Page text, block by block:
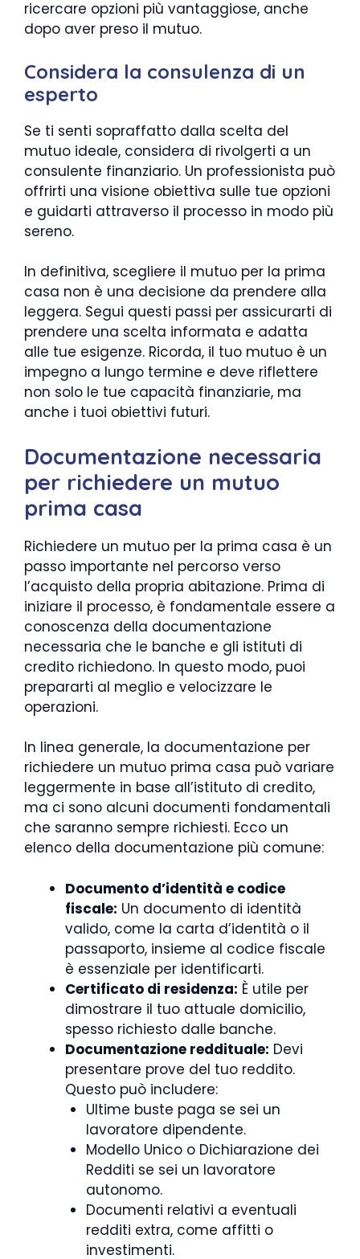
ricercare opzioni più vantaggiose, anche
dopo aver preso il mutuo.
Considera la consulenza di un
esperto
Se ti senti sopraffatto dalla scelta del
mutuo ideale, considera di rivolgerti a un
consulente finanziario. Un professionista può
offrirti una visione obiettiva sulle tue opzioni
e guidarti attraverso il processo in modo più
sereno.
In definitiva, scegliere il mutuo per la prima
casa non è una decisione da prendere alla
leggera. Segui questi passi per assicurarti di
prendere una scelta informata e adatta
alle tue esigenze. Ricorda, il tuo mutuo è un
impegno a lungo termine e deve riflettere
non solo le tue capacità finanziarie, ma
anche i tuoi obiettivi futuri.
Documentazione necessaria
per richiedere un mutuo
prima casa
Richiedere un mutuo per la prima casa è un
passo importante nel percorso verso
l’acquisto della propria abitazione. Prima di
iniziare il processo, è fondamentale essere a
conoscenza della documentazione
necessaria che le banche e gli istituti di
credito richiedono. In questo modo, puoi
prepararti al meglio e velocizzare le
operazioni.
In linea generale, la documentazione per
richiedere un mutuo prima casa può variare
leggermente in base all’istituto di credito,
ma ci sono alcuni documenti fondamentali
che saranno sempre richiesti. Ecco un
elenco della documentazione più comune:
Documento d’identità e codice
fiscale: Un documento di identità
valido, come la carta d’identità o il
passaporto, insieme al codice fiscale
è essenziale per identificarti.
Certificato di residenza: È utile per
dimostrare il tuo attuale domicilio,
spesso richiesto dalle banche.
Documentazione reddituale: Devi
presentare prove del tuo reddito.
Questo può includere:
Ultime buste paga se sei un
lavoratore dipendente.
Modello Unico o Dichiarazione dei
Redditi se sei un lavoratore
autonomo.
Documenti relativi a eventuali
redditi extra, come affitti o
investimenti.